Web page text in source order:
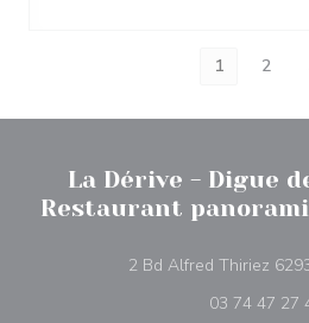
1 2
La Dérive - Digue
Restaurant
2 Bd Alfred Thiriez
03 74 47 27